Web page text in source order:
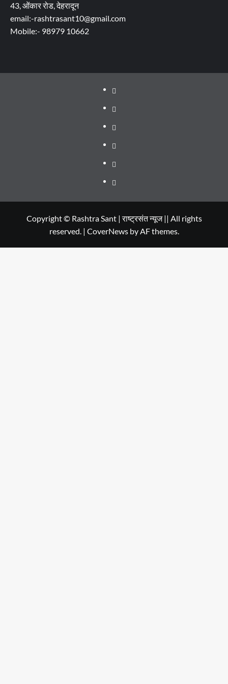
43, ओंकार रोड, देहरादून
email:-rashtrasant10@gmail.com
Mobile:- 98979 10662
About
WEB
SERIES
TO
Dehradun
Smart
City
Life
in
Dehradun
Places
to
in
Dehradun
सम्पर्क
Copyright © Rashtra Sant | राष्ट्रसंत न्यूज || All rights
reserved. | CoverNewsby AF themes.